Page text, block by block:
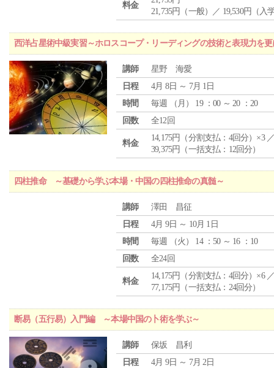
料金
21,735円（一般）／ 19,530円（入
西洋占星術中級実習～ホロスコープ・リーディングの技術と表現力を
講師
星野 海愛
日程
4月 8日 ～ 7月 1日
時間
毎週 （ 月 ） 19 ：00 ～ 20 ：20
回数
全12回
料金
14,175円（分割支払：4回分）×3
39,375円（一括支払：12回分）
四柱推命 ～基礎から学ぶ本場・中国の四柱推命の真髄～
講師
澤田 昌征
日程
4月 9日 ～ 10月 1日
時間
毎週 （火 ） 14 ：50 ～ 16 ：10
回数
全24回
料金
14,175円（分割支払：4回分）×6
77,175円（一括支払：24回分）
断易（五行易）入門編 ～本場中国の卜術を学ぶ～
講師
保坂 昌利
日程
4月 9日 ～ 7月 2日